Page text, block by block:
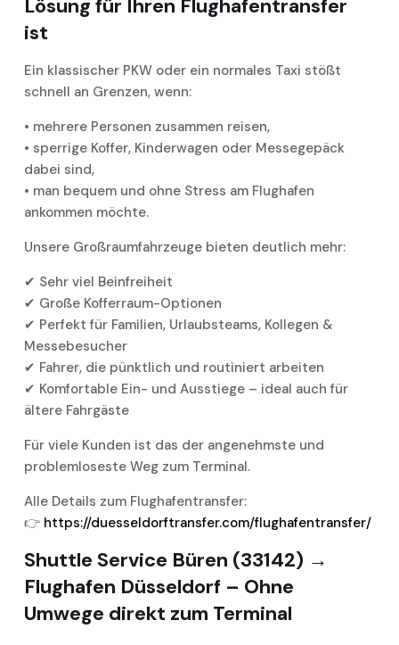
Lösung für Ihren Flughafentransfer
ist
Ein klassischer PKW oder ein normales Taxi stößt
schnell an Grenzen, wenn:
• mehrere Personen zusammen reisen,
• sperrige Koffer, Kinderwagen oder Messegepäck
dabei sind,
• man bequem und ohne Stress am Flughafen
ankommen möchte.
Unsere Großraumfahrzeuge bieten deutlich mehr:
✔ Sehr viel Beinfreiheit
✔ Große Kofferraum-Optionen
✔ Perfekt für Familien, Urlaubsteams, Kollegen &
Messebesucher
✔ Fahrer, die pünktlich und routiniert arbeiten
✔ Komfortable Ein- und Ausstiege – ideal auch für
ältere Fahrgäste
Für viele Kunden ist das der angenehmste und
problemloseste Weg zum Terminal.
Alle Details zum Flughafentransfer:
👉 https://duesseldorftransfer.com/flughafentransfer/
Shuttle Service Büren (33142) →
Flughafen Düsseldorf – Ohne
Umwege direkt zum Terminal